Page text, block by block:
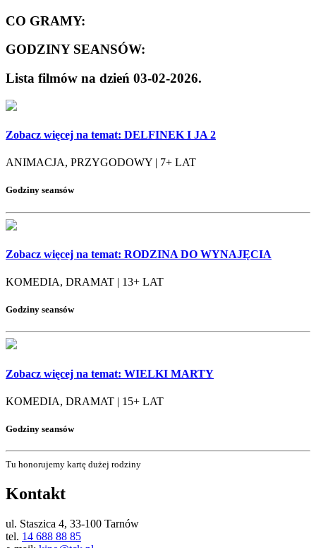
CO GRAMY:
GODZINY SEANSÓW:
Lista filmów na dzień 03-02-2026.
Zobacz więcej na temat: DELFINEK I JA 2
ANIMACJA, PRZYGODOWY | 7+ LAT
Godziny seansów
Zobacz więcej na temat: RODZINA DO WYNAJĘCIA
KOMEDIA, DRAMAT | 13+ LAT
Godziny seansów
Zobacz więcej na temat: WIELKI MARTY
KOMEDIA, DRAMAT | 15+ LAT
Godziny seansów
Tu honorujemy kartę dużej rodziny
Kontakt
ul. Staszica 4, 33-100 Tarnów
tel. 14 688 88 85